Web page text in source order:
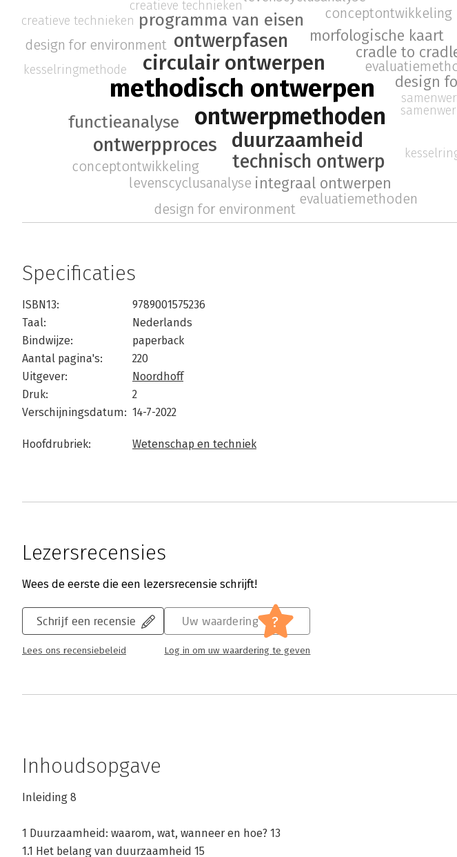
methodisch ontwerpen
ontwerpmethoden
circulair ontwerpen
duurzaamheid
ontwerpfasen
technisch ontwerp
ontwerpproces
functieanalyse
programma van eisen
morfologische kaart
cradle to
design
integraal ontwerpen
levenscyclusanalyse
conceptontwikkeling
design for environment
kesselringmethode
creatieve technieken conceptontwikkeling
evaluatiemethoden
design for environment
creatieve technieken
Specificaties
ISBN13:
9789001575236
Taal:
Nederlands
Bindwijze:
paperback
Aantal pagina's:
220
Uitgever:
Noordhoff
Druk:
2
Verschijningsdatum: 14-7-2022
Hoofdrubriek: Wetenschap en techniek
Lezersrecensies
Wees de eerste die een lezersrecensie schrijft!
Schrijf een recensie
Lees ons recensiebeleid
Uw waardering ?
Log in om uw waardering te geven
Inhoudsopgave
Inleiding 8
1 Duurzaamheid: waarom, wat, wanneer en hoe? 13
1.1 Het belang van duurzaamheid 15